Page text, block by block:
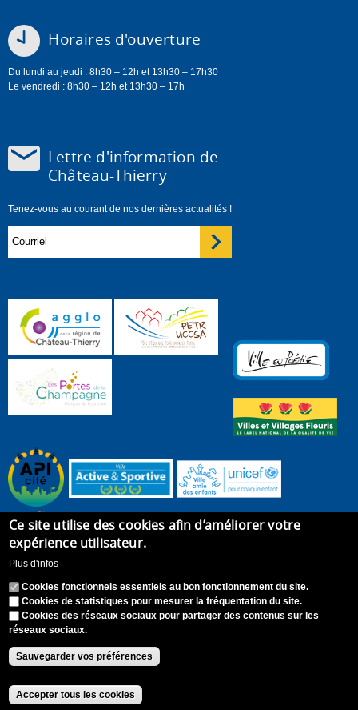
Horaires d'ouverture
Du lundi au jeudi : 8h30 – 12h et 13h30 – 17h30
Le vendredi : 8h30 – 12h et 13h30 – 17h
Lettre d'information de
Château-Thierry
Tenez-vous au courant de nos dernières actualités !
Accueil Plan du site
Appel à candidature
Contact
Accessibilité : Non conforme
Ce site utilise des cookies afin d’améliorer votre
expérience utilisateur.
Plus d'infos
Cookies fonctionnels essentiels au bon fonctionnement du site.
Cookies de statistiques pour mesurer la fréquentation du site.
Cookies des réseaux sociaux pour partager des contenus sur les
réseaux sociaux.
Sauvegarder vos préférences
Accepter tous les cookies